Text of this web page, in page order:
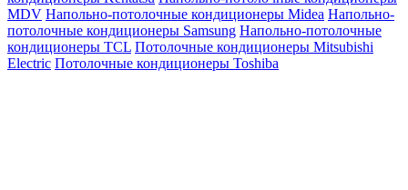
MDV Напольно-потолочные кондиционеры Midea Напольно-
потолочные кондиционеры Samsung Напольно-потолочные
кондиционеры TCL Потолочные кондиционеры Mitsubishi
Electric Потолочные кондиционеры Toshiba